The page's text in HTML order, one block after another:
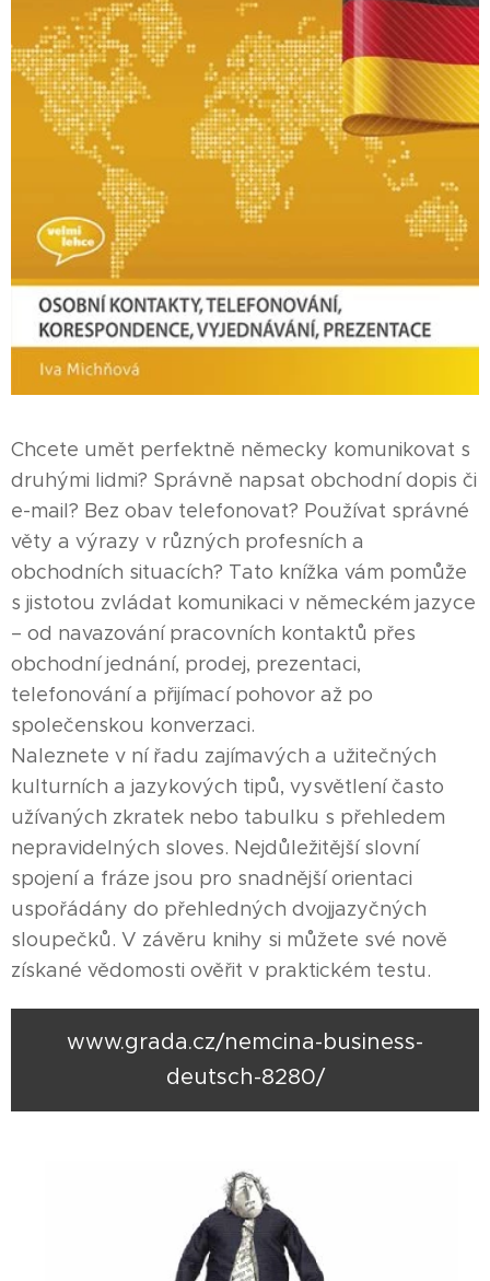
Chcete umět perfektně německy komunikovat s
druhými lidmi? Správně napsat obchodní dopis či
e-mail? Bez obav telefonovat? Používat správné
věty a výrazy v různých profesních a
obchodních situacích? Tato knížka vám pomůže
s jistotou zvládat komunikaci v německém jazyce
– od navazování pracovních kontaktů přes
obchodní jednání, prodej, prezentaci,
telefonování a přijímací pohovor až po
společenskou konverzaci.
Naleznete v ní řadu zajímavých a užitečných
kulturních a jazykových tipů, vysvětlení často
užívaných zkratek nebo tabulku s přehledem
nepravidelných sloves. Nejdůležitější slovní
spojení a fráze jsou pro snadnější orientaci
uspořádány do přehledných dvojjazyčných
sloupečků. V závěru knihy si můžete své nově
získané vědomosti ověřit v praktickém testu.
www.grada.cz/nemcina-business-
deutsch-8280/